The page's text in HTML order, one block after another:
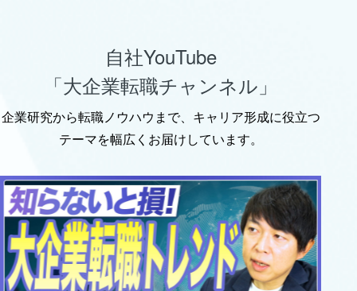
自社YouTube
「大企業転職チャンネル」
企業研究から転職ノウハウまで、キャリア形成に役立つ
テーマを幅広くお届けしています。